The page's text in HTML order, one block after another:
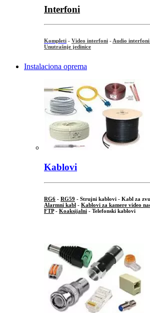
Interfoni
Kompleti - Video interfoni - Audio
Unutrašnje jedinice
Instalaciona oprema
Kablovi
RG6 - RG59 - Strujni kablovi - Kabl za
Alarmni kabl - Kablovi za kamere video
FTP- Koaksijalni - Telefonski kablovi